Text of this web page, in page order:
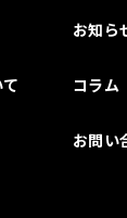
お知ら
コラム
お問い